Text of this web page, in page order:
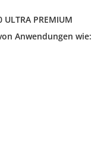
PREMIUM
Anwendungen wie: